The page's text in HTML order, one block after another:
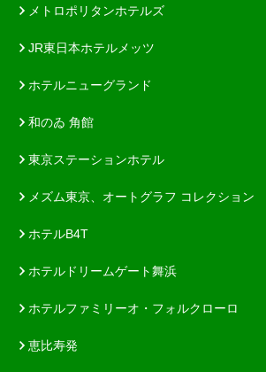
メトロポリタンホテルズ
JR東日本ホテルメッツ
ホテルニューグランド
和のゐ 角館
東京ステーションホテル
メズム東京、オートグラフ コレクション
ホテルB4T
ホテルドリームゲート舞浜
ホテルファミリーオ・フォルクローロ
恵比寿発